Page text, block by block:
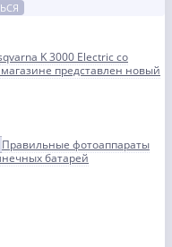
K 3000 Electric со
представлен новый
Правильные фотоаппараты
батарей